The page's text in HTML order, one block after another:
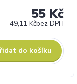
55 Kč
49,11 Kčbez DPH
do košíku